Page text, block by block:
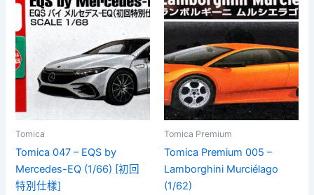
Tomica
Tomica 047 – EQS by
Mercedes-EQ (1/66) [初回
特別仕樣]
Tomica Premium
Tomica Premium 005 –
Lamborghini Murciélago
(1/62)